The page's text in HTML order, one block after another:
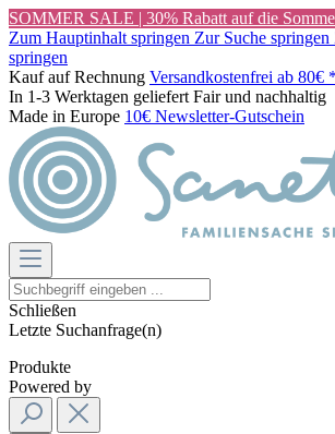
SOMMER SALE | 30% Rabatt auf die
Zum Hauptinhalt springen Zur Suche springen
springen
Kauf auf Rechnung Versandkostenfrei ab 80€ *
In 1-3 Werktagen geliefert Fair und nachhaltig
Made in Europe 10€ Newsletter-Gutschein
Schließen
Letzte Suchanfrage(n)
Produkte
Powered by